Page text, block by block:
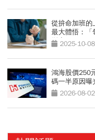
從拚命加班的
最大體悟：「
變窮？
2025-10-08
鴻海股價250
碼一半原因
2026-08-02